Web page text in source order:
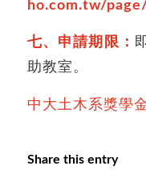
ho.com.tw/
七、申請期限：
助教室。
中大土木系獎學
Share this entry